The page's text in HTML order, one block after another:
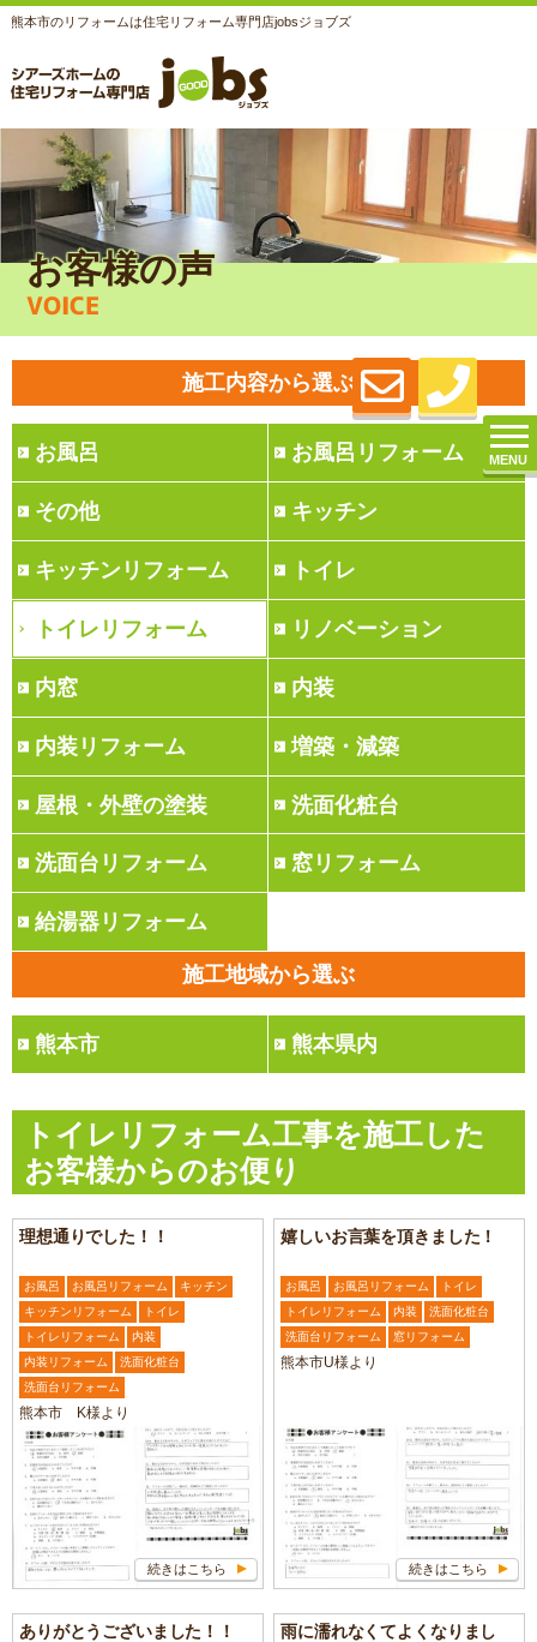
熊本市のリフォームは住宅リフォーム専門店jobsジョブズ
MENU
お客様の声
VOICE
施工内容から選ぶ
お風呂 お風呂リフォーム
その他 キッチン
キッチンリフォーム トイレ
トイレリフォーム リノベーション
内窓 内装
内装リフォーム 増築・減築
屋根・外壁の塗装 洗面化粧台
洗面台リフォーム 窓リフォーム
給湯器リフォーム
施工地域から選ぶ
熊本市 熊本県内
トイレリフォーム工事を施工した
お客様からのお便り
理想通りでした！！
お風呂 お風呂リフォーム
キッチン
キッチンリフォーム
トイレ
トイレリフォーム
内装
内装リフォーム
洗面化粧台
洗面台リフォーム
熊本市 K様より
続きはこちら
嬉しいお言葉を頂きました！
お風呂 お風呂リフォーム
トイレ
トイレリフォーム
内装
洗面化粧台
洗面台リフォーム
窓リフォーム
熊本市U様より
続きはこちら
ありがとうございました！！
雨に濡れなくてよくなりまし